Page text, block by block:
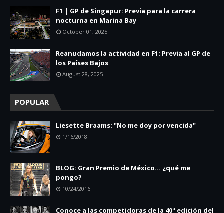
F1 | GP de Singapur: Previa para la carrera
nocturna en Marina Bay
October 01, 2025
Reanudamos la actividad en F1: Previa al GP de
los Países Bajos
August 28, 2025
POPULAR
Liesette Braams: "No me doy por vencida"
1/16/2018
BLOG: Gran Premio de México... ¿qué me
pongo?
10/24/2016
Conoce a las competidoras de la 40ª edición del